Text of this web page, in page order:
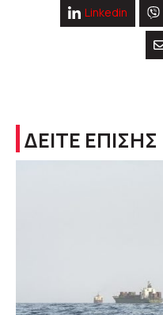
Linkedin
ΔΕΙΤΕ ΕΠΙΣΗΣ